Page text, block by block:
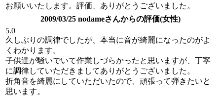
お願いいたします。評価、ありがとうございました。
2009/03/25 nodameさんからの評価(女性)
5.0
久しぶりの調律でしたが、本当に音が綺麗になったのがよ
くわかります。
子供達が騒いでいて作業しづらかったと思いますが、丁寧
に調律していただきましてありがとうございました。
折角音を綺麗にしていただいたので、頑張って弾きたいと
思います。